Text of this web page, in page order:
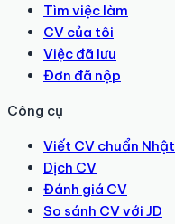
Tìm việc làm
CV của tôi
Việc đã lưu
Đơn đã nộp
Công cụ
Viết CV chuẩn Nhật
Dịch CV
Đánh giá CV
So sánh CV với JD